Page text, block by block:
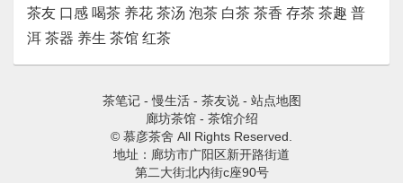
茶友 口感 喝茶 养花 茶汤 泡茶 白茶 茶香 存茶 茶趣 普
洱 茶器 养生 茶馆 红茶
茶笔记-慢生活- 茶友说- 站点地图
廊坊茶馆- 茶馆介绍
© 慕彦茶舍 All Rights Reserved.
地址：廊坊市广阳区新开路街道
第二大街北内街c座90号